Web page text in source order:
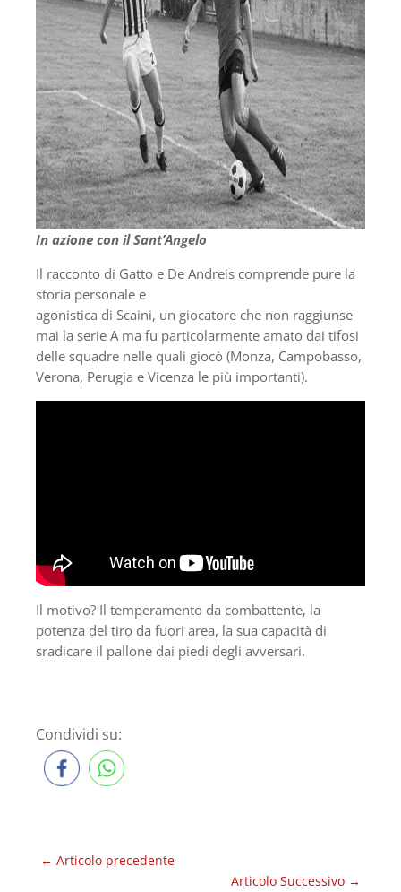
In azione con il Sant’Angelo
Il racconto di Gatto e De Andreis comprende pure la
storia personale e
agonistica di Scaini, un giocatore che non raggiunse
mai la serie A ma fu particolarmente amato dai tifosi
delle squadre nelle quali giocò (Monza, Campobasso,
Verona, Perugia e Vicenza le più importanti).
Il motivo? Il temperamento da combattente, la
potenza del tiro da fuori area, la sua capacità di
sradicare il pallone dai piedi degli avversari.
Condividi su:
← Articolo precedente
Articolo Successivo →